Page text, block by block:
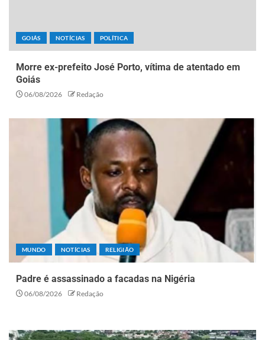
GOIÁS NOTÍCIAS POLÍTICA
Morre ex-prefeito José Porto, vítima de atentado em
Goiás
06/08/2026 Redação
MUNDO NOTÍCIAS RELIGIÃO
Padre é assassinado a facadas na Nigéria
06/08/2026 Redação